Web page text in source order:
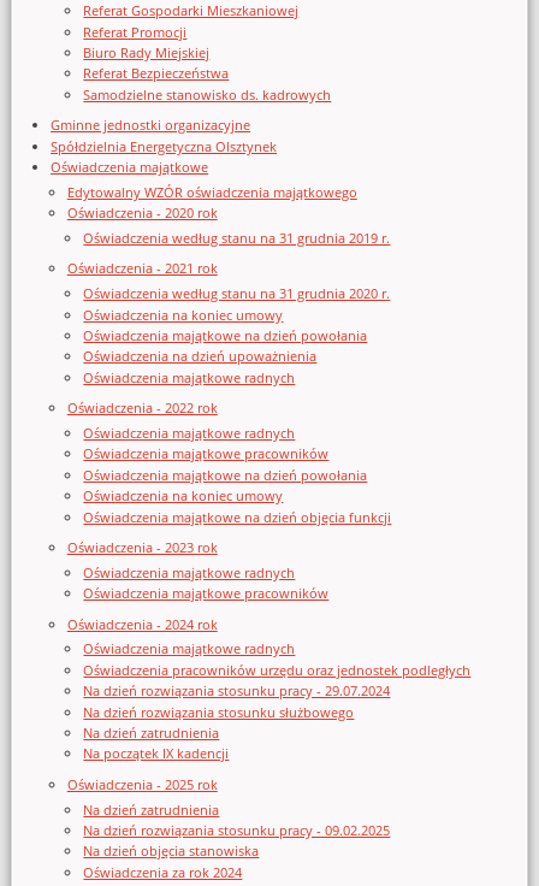
Referat Gospodarki Mieszkaniowej
Referat Promocji
Biuro Rady Miejskiej
Referat Bezpieczeństwa
Samodzielne stanowisko ds. kadrowych
Gminne jednostki organizacyjne
Spółdzielnia Energetyczna Olsztynek
Oświadczenia majątkowe
Edytowalny WZÓR oświadczenia majątkowego
Oświadczenia - 2020 rok
Oświadczenia według stanu na 31 grudnia 2019 r.
Oświadczenia - 2021 rok
Oświadczenia według stanu na 31 grudnia 2020 r.
Oświadczenia na koniec umowy
Oświadczenia majątkowe na dzień powołania
Oświadczenia na dzień upoważnienia
Oświadczenia majątkowe radnych
Oświadczenia - 2022 rok
Oświadczenia majątkowe radnych
Oświadczenia majątkowe pracowników
Oświadczenia majątkowe na dzień powołania
Oświadczenia na koniec umowy
Oświadczenia majątkowe na dzień objęcia funkcji
Oświadczenia - 2023 rok
Oświadczenia majątkowe radnych
Oświadczenia majątkowe pracowników
Oświadczenia - 2024 rok
Oświadczenia majątkowe radnych
Oświadczenia pracowników urzędu oraz jednostek podległych
Na dzień rozwiązania stosunku pracy - 29.07.2024
Na dzień rozwiązania stosunku służbowego
Na dzień zatrudnienia
Na początek IX kadencji
Oświadczenia - 2025 rok
Na dzień zatrudnienia
Na dzień rozwiązania stosunku pracy - 09.02.2025
Na dzień objęcia stanowiska
Oświadczenia za rok 2024